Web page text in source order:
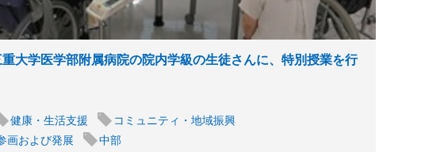
重大学医学部附属病院の院内学級の生徒さんに、特別授業を行
健康・生活支援
コミュニティ・地域振興
画および発展
中部